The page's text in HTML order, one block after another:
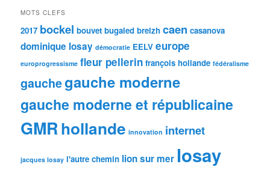
MOTS CLEFS
2017 bockel bouvet bugaled breizh caen casanova
dominique losay démocratie EELV europe
europrogressisme fleur pellerin françois hollande fédéralisme
gauchegauche moderne
gauche moderne et républicaine
GMRhollande innovation internet
jacques losay l'autre chemin lion sur mer losay